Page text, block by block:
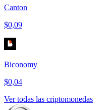
Canton
$0,09
Biconomy
$0,04
Ver todas las criptomonedas